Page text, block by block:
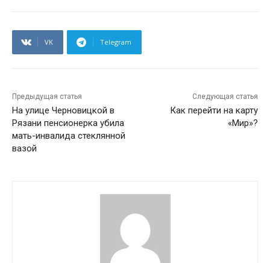
VK Telegram
Предыдущая статья
На улице Черновицкой в
Рязани пенсионерка убила
мать-инвалида стеклянной
вазой
Следующая статья
Как перейти на карту
«Мир»?